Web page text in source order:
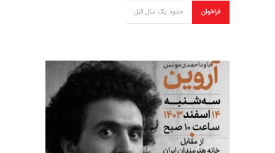
فراخوان حدود یک سال قبل